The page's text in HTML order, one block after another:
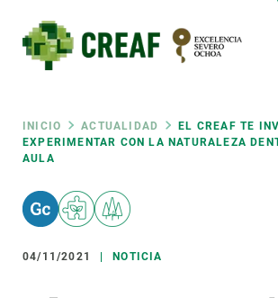
contenido
principal
Ruta
de
navegación
INICIO ACTUALIDAD
EL CREAF TE
EXPERIMENTAR CON LA NATURALEZA
AULA
04/11/2021 NOTICIA
RRSS
Featured
responsive
Responsive